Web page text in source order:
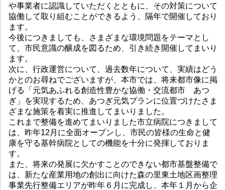
や事業者に認識していただくとともに、その対策について
協働して取り組むことができるよう、隔年で開催しており
ます。
今後につきましても、さまざまな環境問題をテーマとし
て、市民意識の醸成を図るため、引き続き開催してまいり
ます。
次に、行政運営について、過去数年について、実績はどう
かとのお尋ねでございますが、本市では、将来都市像に掲
げる「元気あふれる創造性豊かな協働・交流都市 あつ
ぎ」を実現するため、あつぎ元気プランに位置づけたさま
ざまな施策を着実に推進してまいりました。
これまで整備を進めてまいりました市立病院につきまして
は、昨年12月に全面オープンし、市民の皆様の生命と健
康を守る基幹病院としての機能を十分に発揮しておりま
す。
また、将来の発展に欠かすことのできない都市基盤整備で
は、新たな産業用地の創出に向けた森の里東土地区画整理
事業先行整備エリアが昨年６月に完成し、本年１月から企